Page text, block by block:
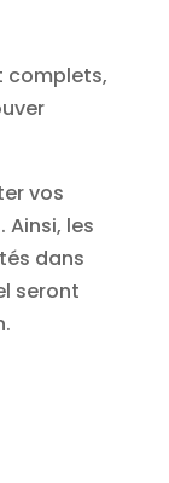
complets,
vos
. Ainsi, les
dans
seront